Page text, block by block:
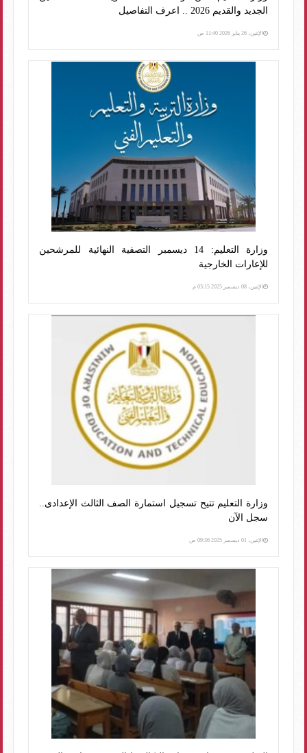
الجديد والقديم 2026 .. اعرف التفاصيل
الإثنين، 26 يناير 2026 11:40 ص
وزارة التعليم: 14 ديسمبر التصفية النهائية للمرشحين
للإعارات الخارجية
الإثنين، 08 ديسمبر 2025 03:15 م
وزارة التعليم تتيح تسجيل استمارة الصف الثالث الإعدادى..
سجل الآن
الإثنين، 01 ديسمبر 2025 09:36 ص